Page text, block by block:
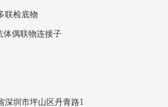
联检底物
体偶联物连接子
深圳市坪山区丹青路1